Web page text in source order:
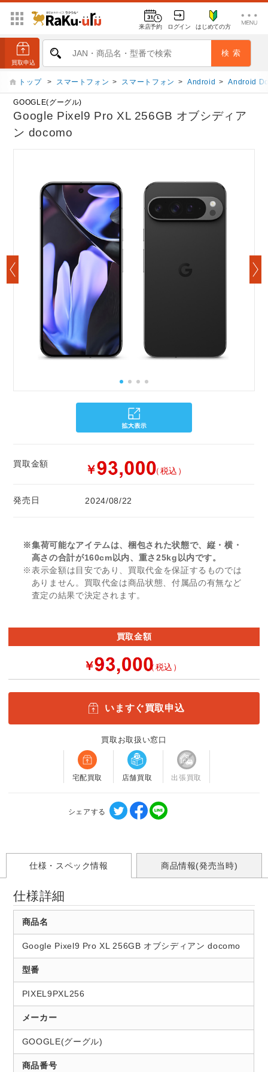
来店予約 ログイン はじめての方
トップ > スマートフォン > スマートフォン > Android > Android
GOOGLE(グーグル)
Google Pixel9 Pro XL 256GB オブシディア
ン docomo
買取金額 ￥ （税込）
発売日 2024/08/22
※集荷可能なアイテムは、梱包された状態で、縦・横・
高さの合計が160cm以内、重さ25kg以内です。
※表示金額は目安であり、買取代金を保証するものでは
ありません。買取代金は商品状態、付属品の有無など
査定の結果で決定されます。
買取金額
￥ （税込）
いますぐ買取申込
買取お取扱い窓口
宅配買取 店舗買取 出張買取
シェアする
仕様・スペック情報 商品情報(発売当時)
仕様詳細
商品名
Google Pixel9 Pro XL 256GB オブシディアン docomo
型番
PIXEL9PXL256
メーカー
GOOGLE(グーグル)
商品番号